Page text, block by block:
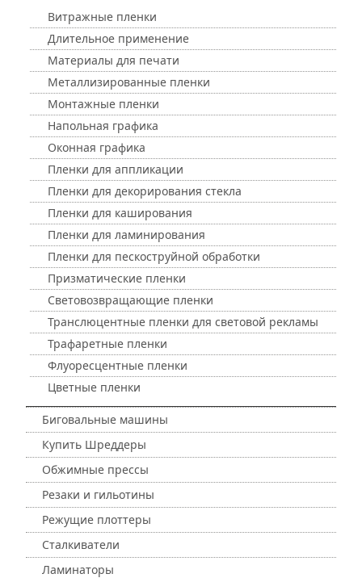
Витражные пленки
Длительное применение
Материалы для печати
Металлизированные пленки
Монтажные пленки
Напольная графика
Оконная графика
Пленки для аппликации
Пленки для декорирования стекла
Пленки для каширования
Пленки для ламинирования
Пленки для пескоструйной обработки
Призматические пленки
Световозвращающие пленки
Транслюцентные пленки для световой рекламы
Трафаретные пленки
Флуоресцентные пленки
Цветные пленки
Биговальные машины
Купить Шреддеры
Обжимные прессы
Резаки и гильотины
Режущие плоттеры
Сталкиватели
Ламинаторы